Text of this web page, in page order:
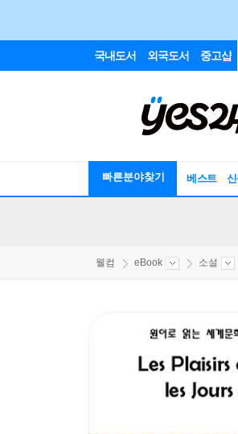
국내도서 외국도서 중고샵
빠른분야찾기 베스트
웰컴 eBook 소설